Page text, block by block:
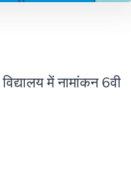
विद्यालय में नामांकन 6वी